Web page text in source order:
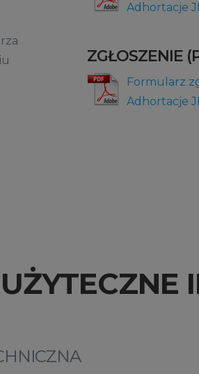
Adhortacje
ZGŁOSZENIE
Formularz
Adhortacje
UŻYTECZNE